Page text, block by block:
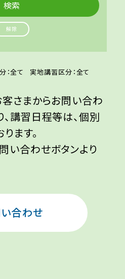
解除
：全て 実地講習区分：全て
さまからお問い合わ
講習日程等は、個別
ます。
い合わせボタンより
合わせ